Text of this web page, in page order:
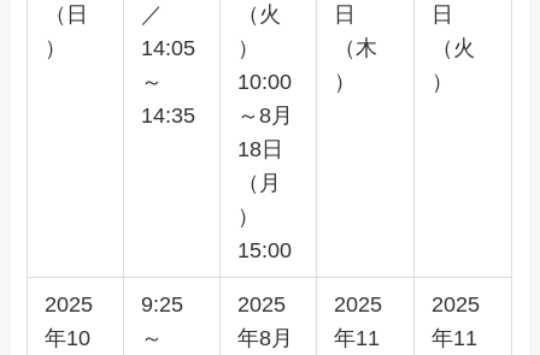
（日
）
／
14:05
～
14:35
（火
）
10:00
～8月
18日
（月
）
15:00
日
（木
）
日
（火
）
2025
年10
9:25
～
2025
年8月
2025
年11
2025
年11